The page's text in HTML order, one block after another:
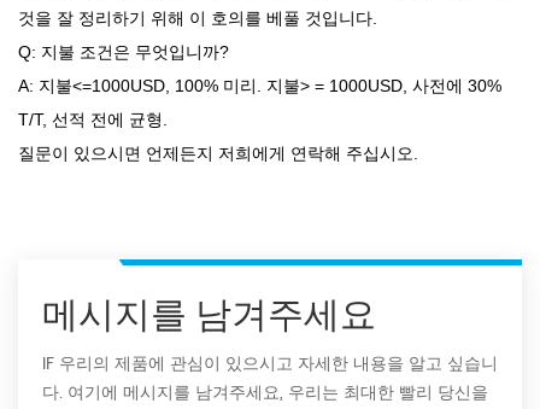
것을 잘 정리하기 위해 이 호의를 베풀 것입니다.
Q: 지불 조건은 무엇입니까?
A: 지불<=1000USD, 100% 미리. 지불> = 1000USD, 사전에 30%
T/T, 선적 전에 균형.
질문이 있으시면 언제든지 저희에게 연락해 주십시오.
메시지를 남겨주세요
IF 우리의 제품에 관심이 있으시고 자세한 내용을 알고 싶습니
다. 여기에 메시지를 남겨주세요, 우리는 최대한 빨리 당신을